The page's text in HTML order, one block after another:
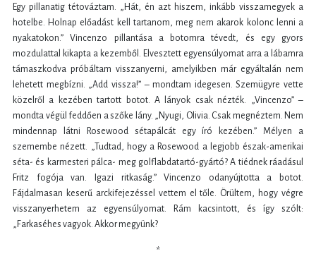
Egy pillanatig tétováztam. „Hát, én azt hiszem, inkább visszamegyek a
hotelbe. Holnap előadást kell tartanom, meg nem akarok kolonc lenni a
nyakatokon.” Vincenzo pillantása a botomra tévedt, és egy gyors
mozdulattal kikapta a kezemből. Elvesztett egyensúlyomat arra a lábamra
támaszkodva próbáltam visszanyerni, amelyikben már egyáltalán nem
lehetett megbízni. „Add vissza!” – mondtam idegesen. Szemügyre vette
közelről a kezében tartott botot. A lányok csak nézték. „Vincenzo” –
mondta végül feddően a szőke lány. „Nyugi, Olivia. Csak megnéztem. Nem
mindennap látni Rosewood sétapálcát egy író kezében.” Mélyen a
szemembe nézett. „Tudtad, hogy a Rosewood a legjobb észak-amerikai
séta- és karmesteri pálca- meg golflabdatartó-gyártó? A tiédnek ráadásul
Fritz fogója van. Igazi ritkaság.” Vincenzo odanyújtotta a botot.
Fájdalmasan keserű arckifejezéssel vettem el tőle. Örültem, hogy végre
visszanyerhetem az egyensúlyomat. Rám kacsintott, és így szólt:
„Farkaséhes vagyok. Akkor megyünk?
*